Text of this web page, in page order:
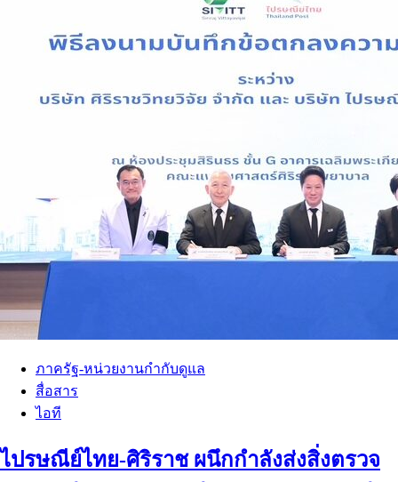
ภาครัฐ-หน่วยงานกำกับดูแล
สื่อสาร
ไอที
ไปรษณีย์ไทย-ศิริราช ผนึกกำลังส่งสิ่งตรวจ